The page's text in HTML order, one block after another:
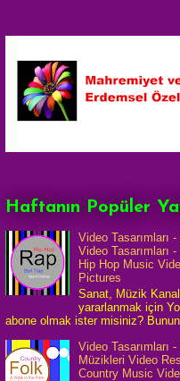
Haftanın Popüler
Video Tasarımları
Video Tasarımları
Hip Hop Music
Pictures
Sanat, Müzik
yararlanmak için
abone olmak ister misiniz? Bunun
Video Tasarımları
Müzikleri Video
Country Music